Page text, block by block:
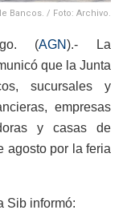
Bancos. / Foto: Archivo.
(AGN).- La
que la Junta
sucursales y
empresas
y casas de
agosto por la feria
Sib informó: